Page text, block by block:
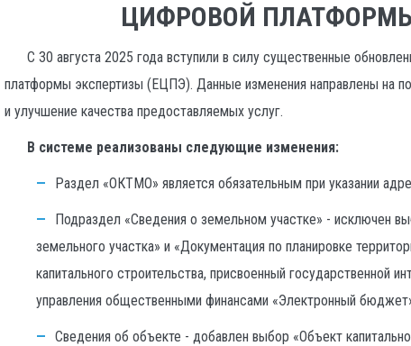
ЦИФРОВОЙ
С 30 августа 2025 года вступили в силу существенные
платформы экспертизы (ЕЦПЭ). Данные изменения направлены на
и улучшение качества предоставляемых услуг.
В системе реализованы следующие изменения:
Раздел «ОКТМО» является обязательным при указании
Подраздел «Сведения о земельном участке» - исключен
земельного участка» и «Документация по планировке
капитального строительства, присвоенный государственной
управления общественными финансами «Электронный
Сведения об объекте - добавлен выбор «Объект